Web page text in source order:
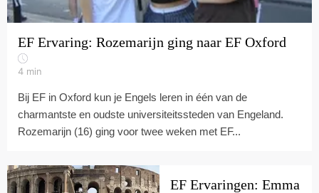
EF Ervaring: Rozemarijn ging naar EF Oxford
4 min
Bij EF in Oxford kun je Engels leren in één van de
charmantste en oudste universiteitssteden van Engeland.
Rozemarijn (16) ging voor twee weken met EF...
EF Ervaringen: Emma